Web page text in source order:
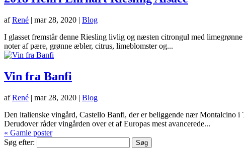
afRené | mar 28, 2020 | Blog
I glasset fremstår denne Riesling livlig og næsten citrongul med
noter af pære, grønne æbler, citrus, limeblomster og...
Vin fra Banfi
afRené | mar 28, 2020 | Blog
Den italienske vingård, Castello Banfi, der er beliggende nær Montalcino i
Derudover råder vingården over et af Europas mest avancerede...
« Gamle poster
Søg efter: